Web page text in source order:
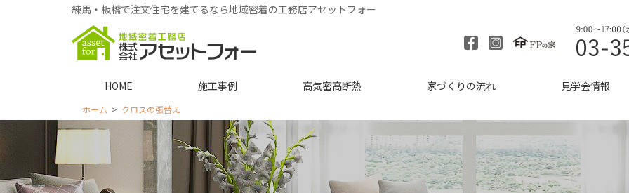
練馬・板橋で注文住宅を建てるなら地域密着の工務店アセットフォー
HOME 施工事例 高気密高断熱 家づくりの流れ 見学会情報
ホーム クロスの張替え